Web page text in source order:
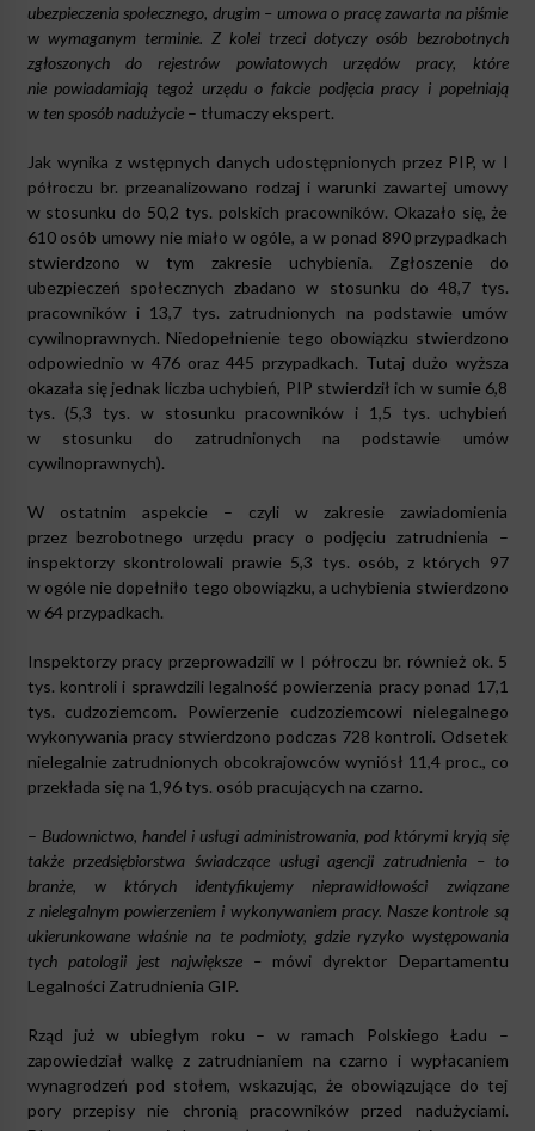
ubezpieczenia społecznego, drugim – umowa o pracę zawarta na piśmie
w wymaganym terminie. Z kolei trzeci dotyczy osób bezrobotnych
zgłoszonych do rejestrów powiatowych urzędów pracy, które
nie powiadamiają tegoż urzędu o fakcie podjęcia pracy i popełniają
w ten sposób nadużycie – tłumaczy ekspert.
Jak wynika z wstępnych danych udostępnionych przez PIP, w I
półroczu br. przeanalizowano rodzaj i warunki zawartej umowy
w stosunku do 50,2 tys. polskich pracowników. Okazało się, że
610 osób umowy nie miało w ogóle, a w ponad 890 przypadkach
stwierdzono w tym zakresie uchybienia. Zgłoszenie do
ubezpieczeń społecznych zbadano w stosunku do 48,7 tys.
pracowników i 13,7 tys. zatrudnionych na podstawie umów
cywilnoprawnych. Niedopełnienie tego obowiązku stwierdzono
odpowiednio w 476 oraz 445 przypadkach. Tutaj dużo wyższa
okazała się jednak liczba uchybień, PIP stwierdził ich w sumie 6,8
tys. (5,3 tys. w stosunku pracowników i 1,5 tys. uchybień
w stosunku do zatrudnionych na podstawie umów
cywilnoprawnych).
W ostatnim aspekcie – czyli w zakresie zawiadomienia
przez bezrobotnego urzędu pracy o podjęciu zatrudnienia –
inspektorzy skontrolowali prawie 5,3 tys. osób, z których 97
w ogóle nie dopełniło tego obowiązku, a uchybienia stwierdzono
w 64 przypadkach.
Inspektorzy pracy przeprowadzili w I półroczu br. również ok. 5
tys. kontroli i sprawdzili legalność powierzenia pracy ponad 17,1
tys. cudzoziemcom. Powierzenie cudzoziemcowi nielegalnego
wykonywania pracy stwierdzono podczas 728 kontroli. Odsetek
nielegalnie zatrudnionych obcokrajowców wyniósł 11,4 proc., co
przekłada się na 1,96 tys. osób pracujących na czarno.
– Budownictwo, handel i usługi administrowania, pod którymi kryją się
także przedsiębiorstwa świadczące usługi agencji zatrudnienia – to
branże, w których identyfikujemy nieprawidłowości związane
z nielegalnym powierzeniem i wykonywaniem pracy. Nasze kontrole są
ukierunkowane właśnie na te podmioty, gdzie ryzyko występowania
tych patologii jest największe – mówi dyrektor Departamentu
Legalności Zatrudnienia GIP.
Rząd już w ubiegłym roku – w ramach Polskiego Ładu –
zapowiedział walkę z zatrudnianiem na czarno i wypłacaniem
wynagrodzeń pod stołem, wskazując, że obowiązujące do tej
pory przepisy nie chronią pracowników przed nadużyciami.